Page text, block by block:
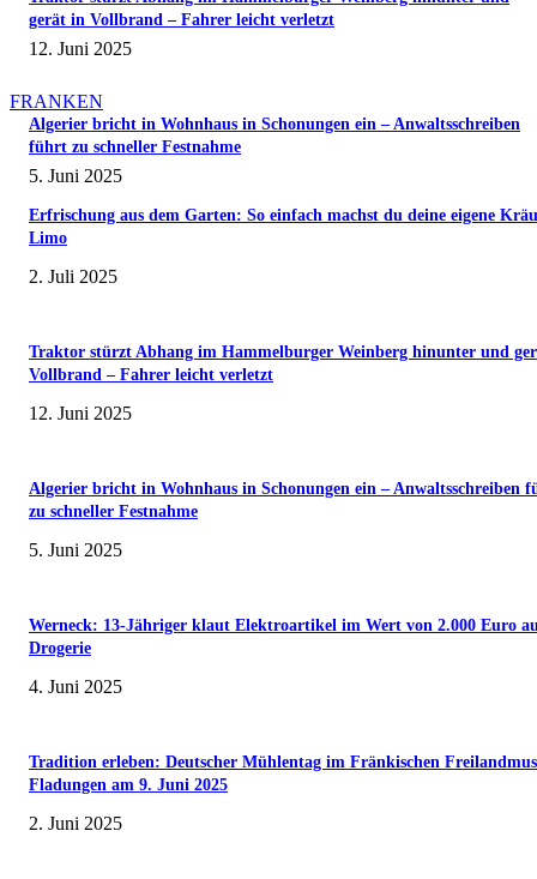
gerät in Vollbrand – Fahrer leicht verletzt
12. Juni 2025
FRANKEN
Algerier bricht in Wohnhaus in Schonungen ein – Anwaltsschreiben
führt zu schneller Festnahme
5. Juni 2025
Erfrischung aus dem Garten: So einfach machst du deine eigene
Limo
2. Juli 2025
Traktor stürzt Abhang im Hammelburger Weinberg hinunter und
Vollbrand – Fahrer leicht verletzt
12. Juni 2025
Algerier bricht in Wohnhaus in Schonungen ein – Anwaltsschreiben
zu schneller Festnahme
5. Juni 2025
Werneck: 13-Jähriger klaut Elektroartikel im Wert von 2.000 Euro
Drogerie
4. Juni 2025
Tradition erleben: Deutscher Mühlentag im Fränkischen
Fladungen am 9. Juni 2025
2. Juni 2025